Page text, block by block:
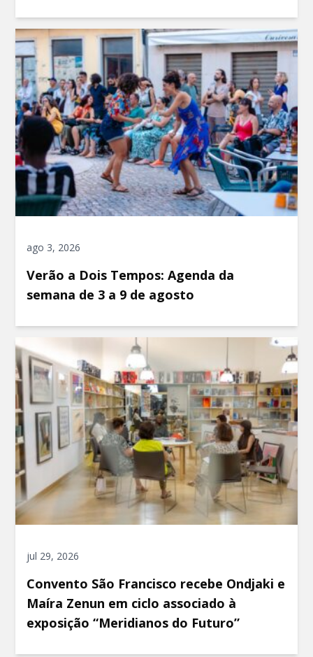
ago 3, 2026
Verão a Dois Tempos: Agenda da
semana de 3 a 9 de agosto
jul 29, 2026
Convento São Francisco recebe Ondjaki e
Maíra Zenun em ciclo associado à
exposição “Meridianos do Futuro”